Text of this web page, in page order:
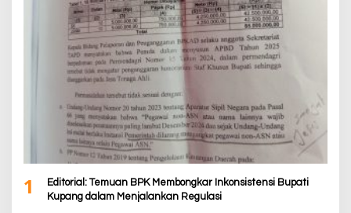
1
Editorial: Temuan BPK Membongkar Inkonsistensi Bupati
Kupang dalam Menjalankan Regulasi